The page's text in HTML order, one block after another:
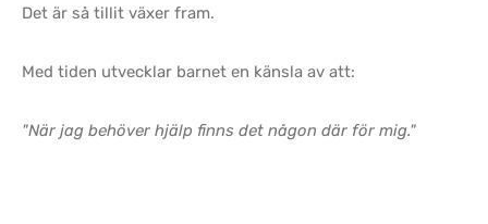
Det är så tillit växer fram.
Med tiden utvecklar barnet en känsla av att:
"När jag behöver hjälp finns det någon där för mig."